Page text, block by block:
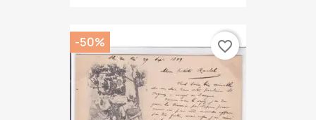
-50% favorite_border